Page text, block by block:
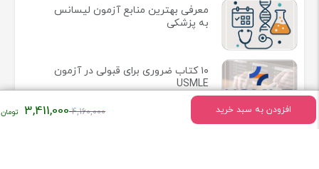
افزودن به سبد خرید 4,160,000قیمت
3,411,000
معرفی بهترین منابع آزمون لیسانس
به پزشکی
۱۰ کتاب ضروری برای قبولی در آزمون
USMLE